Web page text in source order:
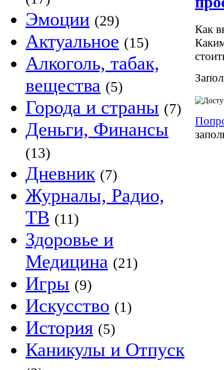
Эмоции (29)
Актуальное (15)
Алкоголь, табак,
вещества (5)
Города и страны (7)
Деньги, Финансы
(13)
Дневник (7)
Журналы, Радио,
ТВ (11)
Здоровье и
Медицина (21)
Игры (9)
Искусство (1)
История (5)
Каникулы и Отпуск
Как